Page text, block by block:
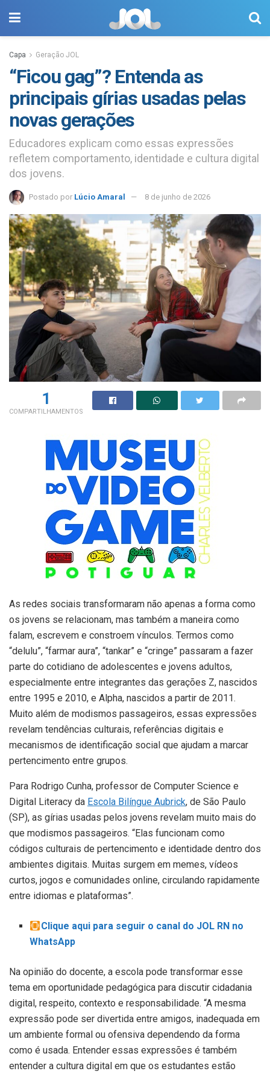
Capa Geração JOL
“Ficou gag”? Entenda as
principais gírias usadas pelas
novas gerações
Educadores explicam como essas expressões
refletem comportamento, identidade e cultura digital
dos jovens.
Postado por Lúcio Amaral 8 de junho de 2026
1
COMPARTILHAMENTOS
As redes sociais transformaram não apenas a forma como
os jovens se relacionam, mas também a maneira como
falam, escrevem e constroem vínculos. Termos como
“delulu”, “farmar aura”, “tankar” e “cringe” passaram a fazer
parte do cotidiano de adolescentes e jovens adultos,
especialmente entre integrantes das gerações Z, nascidos
entre 1995 e 2010, e Alpha, nascidos a partir de 2011.
Muito além de modismos passageiros, essas expressões
revelam tendências culturais, referências digitais e
mecanismos de identificação social que ajudam a marcar
pertencimento entre grupos.
Para Rodrigo Cunha, professor de Computer Science e
Digital Literacy da Escola Bilíngue Aubrick, de São Paulo
(SP), as gírias usadas pelos jovens revelam muito mais do
que modismos passageiros. “Elas funcionam como
códigos culturais de pertencimento e identidade dentro dos
ambientes digitais. Muitas surgem em memes, vídeos
curtos, jogos e comunidades online, circulando rapidamente
entre idiomas e plataformas”.
Clique aqui para seguir o canal do JOL RN no
WhatsApp
Na opinião do docente, a escola pode transformar esse
tema em oportunidade pedagógica para discutir cidadania
digital, respeito, contexto e responsabilidade. “A mesma
expressão pode ser divertida entre amigos, inadequada em
um ambiente formal ou ofensiva dependendo da forma
como é usada. Entender essas expressões é também
entender a cultura digital em que os estudantes estão